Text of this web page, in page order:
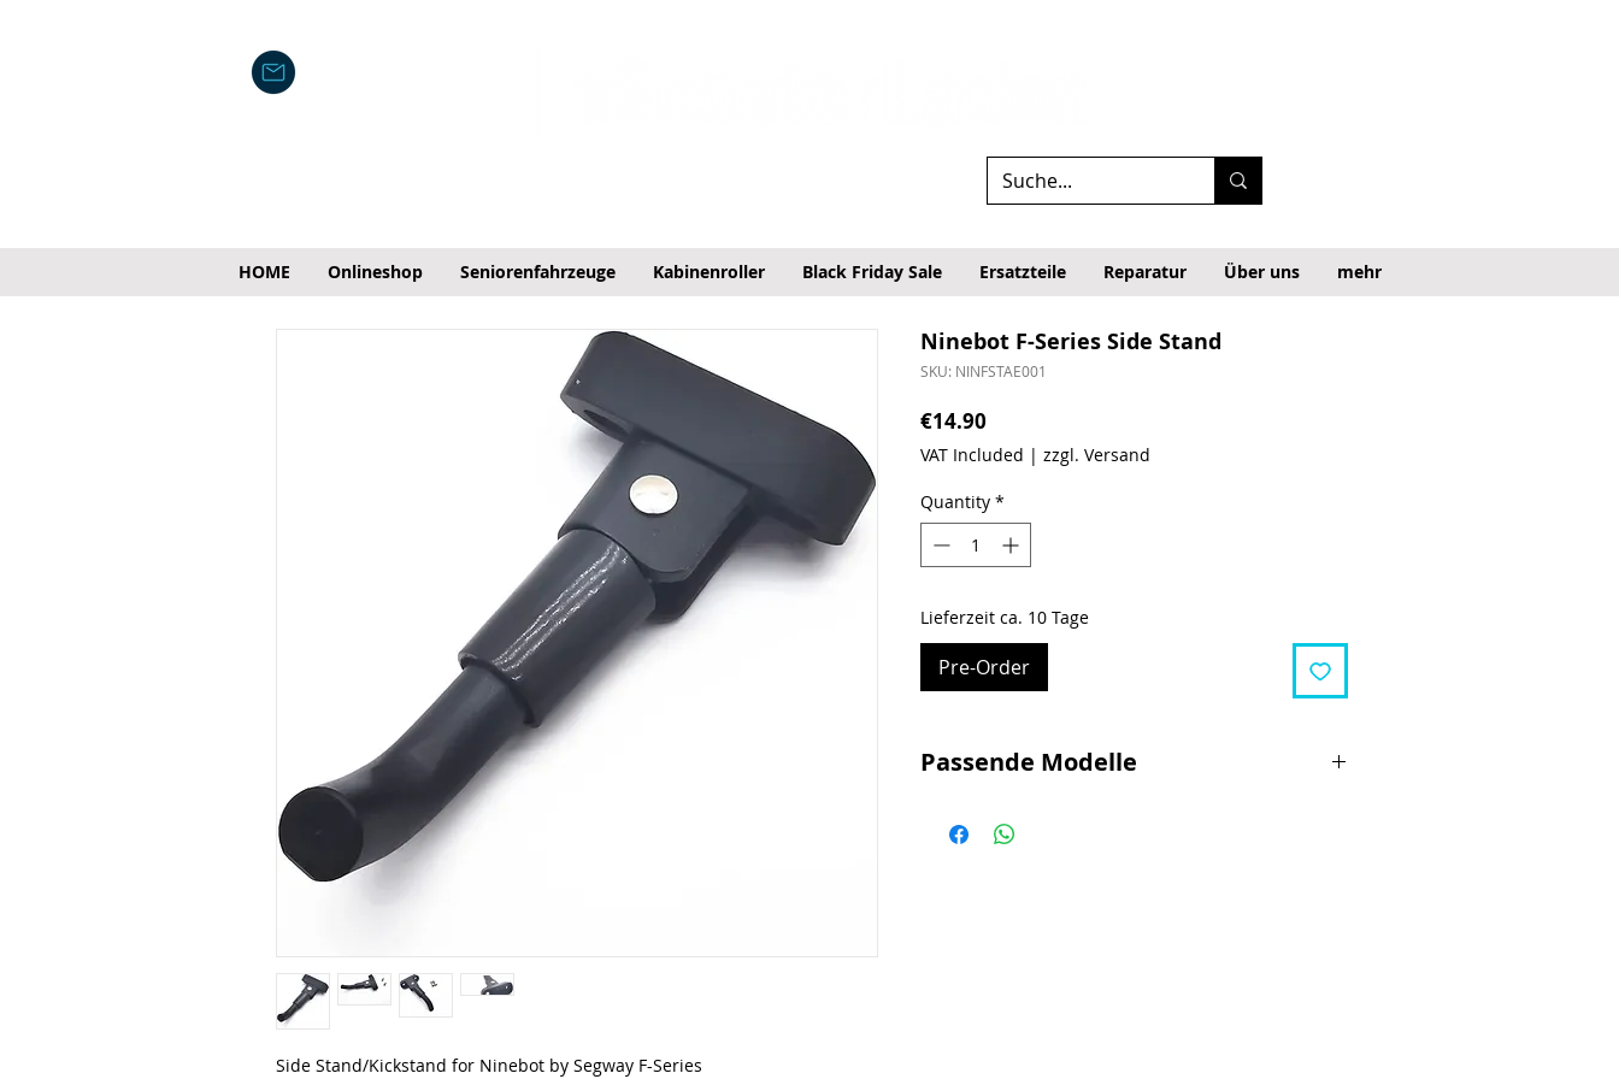
HOME Onlineshop Seniorenfahrzeuge Kabinenroller Black Friday Sale Ersatzteile Reparatur Über uns mehr
Side Stand/Kickstand for Ninebot by Segway F-Series
Ninebot F-Series Side Stand
SKU: NINFSTAE001
€14.90Price
VAT Included | zzgl. Versand
Quantity *
Lieferzeit ca. 10 Tage
Pre-Order
Passende Modelle
Ninebot D28E